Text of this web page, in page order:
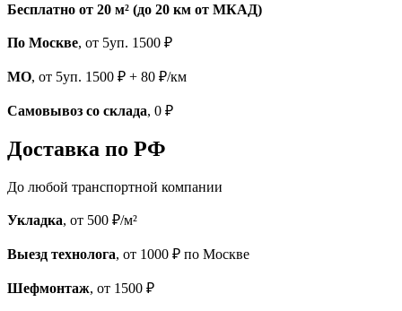
Бесплатно от 20 м² (до 20 км от МКАД)
По Москве, от 5уп. 1500 ₽
МО, от 5уп. 1500 ₽ + 80 ₽/км
Самовывоз со склада, 0 ₽
Доставка по РФ
До любой транспортной компании
Укладка, от 500 ₽/м²
Выезд технолога, от 1000 ₽ по Москве
Шефмонтаж, от 1500 ₽